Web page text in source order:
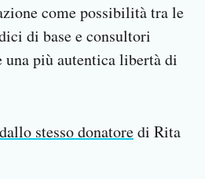
come possibilità tra le
di base e consultori
più autentica libertà di
stesso donatoredi Rita